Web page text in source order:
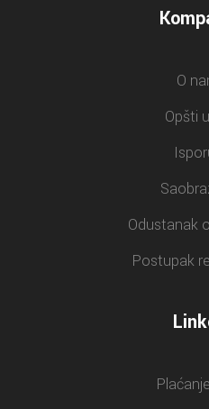
O
Opšti
Odustanak
Postupak